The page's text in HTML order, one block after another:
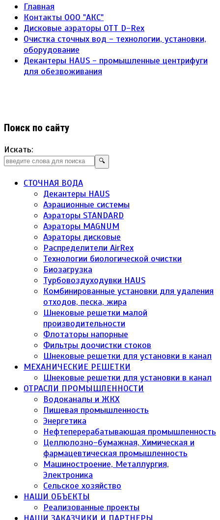
Главная
Контакты ООО "АКС"
Дисковые аэраторы ОТТ D-Rex
Очистка сточных вод - технологии, установки,
оборудование
Декантеры HAUS - промышленные центрифуги
для обезвоживания
Поиск по сайту
Искать:
🔍
СТОЧНАЯ ВОДА
Декантеры HAUS
Аэрационные системы
Аэраторы STANDARD
Аэраторы MAGNUM
Аэраторы дисковые
Распределители AirRex
Технологии биологической очистки
Биозагрузка
Турбовоздуходувки HAUS
Комбинированные установки для удаления
отходов, песка, жира
Шнековые решетки малой
производительности
Флотаторы напорные
Фильтры доочистки стоков
Шнековые решетки для установки в канал
МЕХАНИЧЕСКИЕ РЕШЕТКИ
Шнековые решетки для установки в канал
ОТРАСЛИ ПРОМЫШЛЕННОСТИ
Водоканалы и ЖКХ
Пищевая промышленность
Энергетика
Нефтеперерабатывающая промышленность
Целлюлозно-бумажная, Химическая и
фармацевтическая промышленность
Машиностроение, Металлургия,
Электроника
Сельское хозяйство
НАШИ ОБЪЕКТЫ
Реализованные проекты